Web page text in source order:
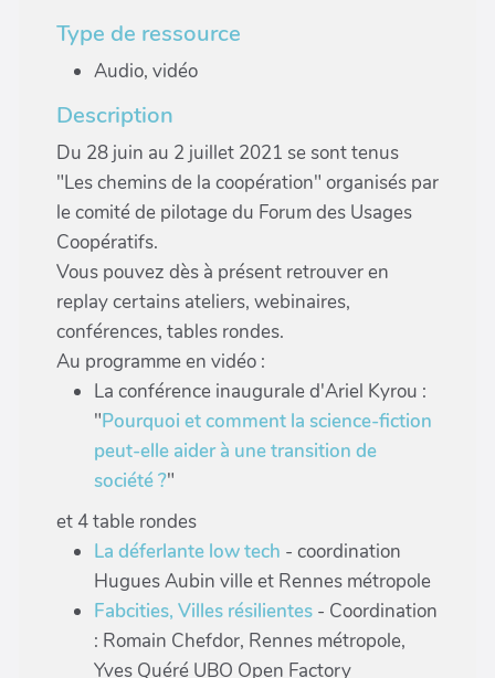
Type de ressource
Audio, vidéo
Description
Du 28 juin au 2 juillet 2021 se sont tenus
"Les chemins de la coopération" organisés par
le comité de pilotage du Forum des Usages
Coopératifs.
Vous pouvez dès à présent retrouver en
replay certains ateliers, webinaires,
conférences, tables rondes.
Au programme en vidéo :
La conférence inaugurale d'Ariel Kyrou :
"Pourquoi et comment la science-fiction
peut-elle aider à une transition de
société ?"
et 4 table rondes
La déferlante low tech - coordination
Hugues Aubin ville et Rennes métropole
Fabcities, Villes résilientes - Coordination
: Romain Chefdor, Rennes métropole,
Yves Quéré UBO Open Factory